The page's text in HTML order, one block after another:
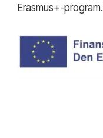
Erasmus+-program.